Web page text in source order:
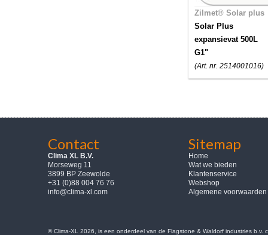
Zilmet® Solar plus
Solar Plus
expansievat 500L
G1"
(Art. nr. 2514001016)
Contact
Clima XL B.V.
Morseweg 11
3899 BP Zeewolde
+31 (0)88 004 76 76
info@clima-xl.com
Sitemap
Home
Wat we bieden
Klantenservice
Webshop
Algemene voorwaarden
© Clima-XL 2026, is een onderdeel van de Flagstone & Waldorf industries b.v.